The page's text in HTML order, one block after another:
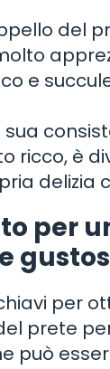
del
e
sua
ricco, è
delizia
per
per
prete
può